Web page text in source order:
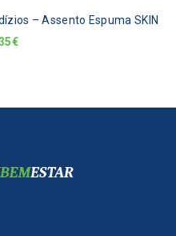
– Assento Espuma SKIN
€